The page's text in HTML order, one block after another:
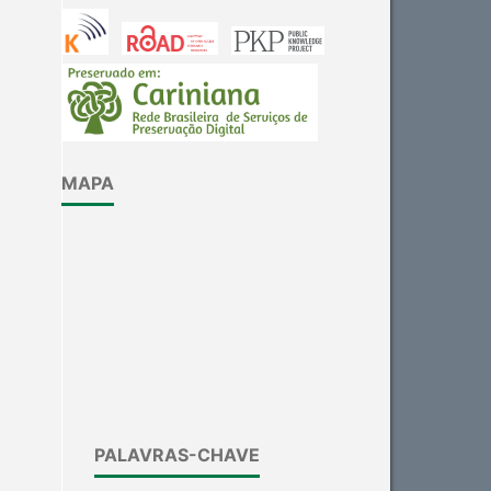
Scite shows how a scientific
paper has been cited by
providing the context of the
citation, a classification
describing whether it
contrasts the cited claim, and
a label indicating in which
MAPA
PALAVRAS-CHAVE